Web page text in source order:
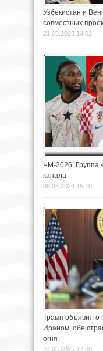
Узбекистан и
совместных
21.05.2025 14:02
ЧМ-2026. Группа
канала
08.06.2026 15:10
Трамп объявил о
Ираном, обе
огня
24.06.2025 17:00